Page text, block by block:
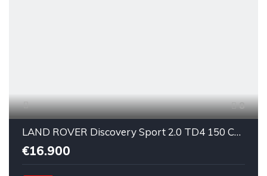
8
LAND ROVER Discovery Sport 2.0 TD4 150 CV SE
€16.900